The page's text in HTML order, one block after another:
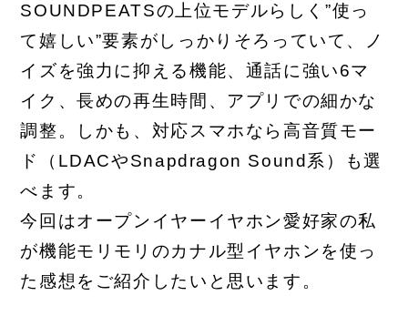
SOUNDPEATSの上位モデルらしく”使っ
て嬉しい”要素がしっかりそろっていて、ノ
イズを強力に抑える機能、通話に強い6マ
イク、長めの再生時間、アプリでの細かな
調整。しかも、対応スマホなら高音質モー
ド（LDACやSnapdragon Sound系）も選
べます。
今回はオープンイヤーイヤホン愛好家の私
が機能モリモリのカナル型イヤホンを使っ
た感想をご紹介したいと思います。